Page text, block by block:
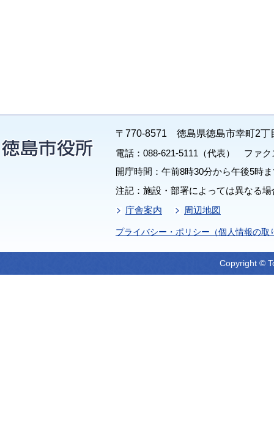
〒770-8571 徳島県徳島市幸町2丁
電話：088-621-5111（代表） ファク
開庁時間：午前8時30分から午後5時
注記：施設・部署によっては異なる
庁舎案内
周辺地図
プライバシー・ポリシー（個人情報の取
Copyright ©